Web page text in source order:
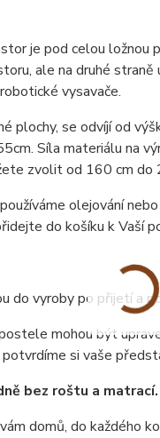
je pod celou ložnou
ale na druhé
vysavače.
plochy, se odvíjí od
Síla materiálu na
zvolit od 160 cm
olejování
do košíku k Vaší
do vyroby po přijetí a
mohou být
si vaše
bez roštu a
domů, do každého